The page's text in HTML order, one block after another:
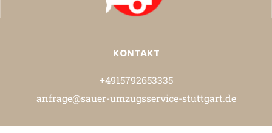
KONTAKT
+4915792653335
anfrage@sauer-umzugsservice-stuttgart.de